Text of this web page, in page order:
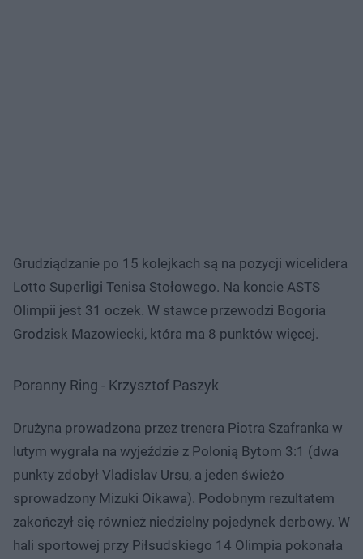
Grudziądzanie po 15 kolejkach są na pozycji wicelidera
Lotto Superligi Tenisa Stołowego. Na koncie ASTS
Olimpii jest 31 oczek. W stawce przewodzi Bogoria
Grodzisk Mazowiecki, która ma 8 punktów więcej.
Poranny Ring - Krzysztof Paszyk
Drużyna prowadzona przez trenera Piotra Szafranka w
lutym wygrała na wyjeździe z Polonią Bytom 3:1 (dwa
punkty zdobył Vladislav Ursu, a jeden świeżo
sprowadzony Mizuki Oikawa). Podobnym rezultatem
zakończył się również niedzielny pojedynek derbowy. W
hali sportowej przy Piłsudskiego 14 Olimpia pokonała